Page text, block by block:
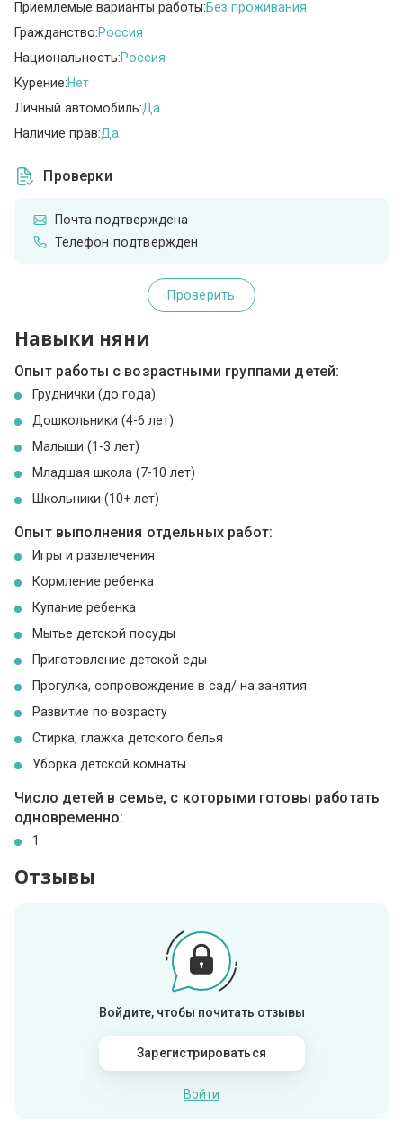
Приемлемые варианты работы:Без проживания
Гражданство:Россия
Национальность:Россия
Курение:Нет
Личный автомобиль:Да
Наличие прав:Да
Проверки
Почта подтверждена
Телефон подтвержден
Проверить
Навыки няни
Опыт работы с возрастными группами детей:
Груднички (до года)
Дошкольники (4-6 лет)
Малыши (1-3 лет)
Младшая школа (7-10 лет)
Школьники (10+ лет)
Опыт выполнения отдельных работ:
Игры и развлечения
Кормление ребенка
Купание ребенка
Мытье детской посуды
Приготовление детской еды
Прогулка, сопровождение в сад/ на занятия
Развитие по возрасту
Стирка, глажка детского белья
Уборка детской комнаты
Число детей в семье, с которыми готовы работать
одновременно:
1
Отзывы
Войдите, чтобы почитать отзывы
Зарегистрироваться
Войти